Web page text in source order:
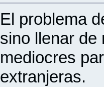
El problema
sino llenar de
mediocres
extranjeras.